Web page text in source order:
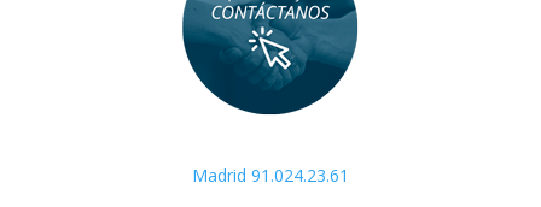
Madrid 91.024.23.61